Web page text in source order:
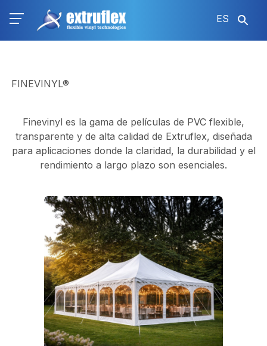
ES
FINEVINYL®
Finevinyl es la gama de películas de PVC flexible,
transparente y de alta calidad de Extruflex, diseñada
para aplicaciones donde la claridad, la durabilidad y el
rendimiento a largo plazo son esenciales.